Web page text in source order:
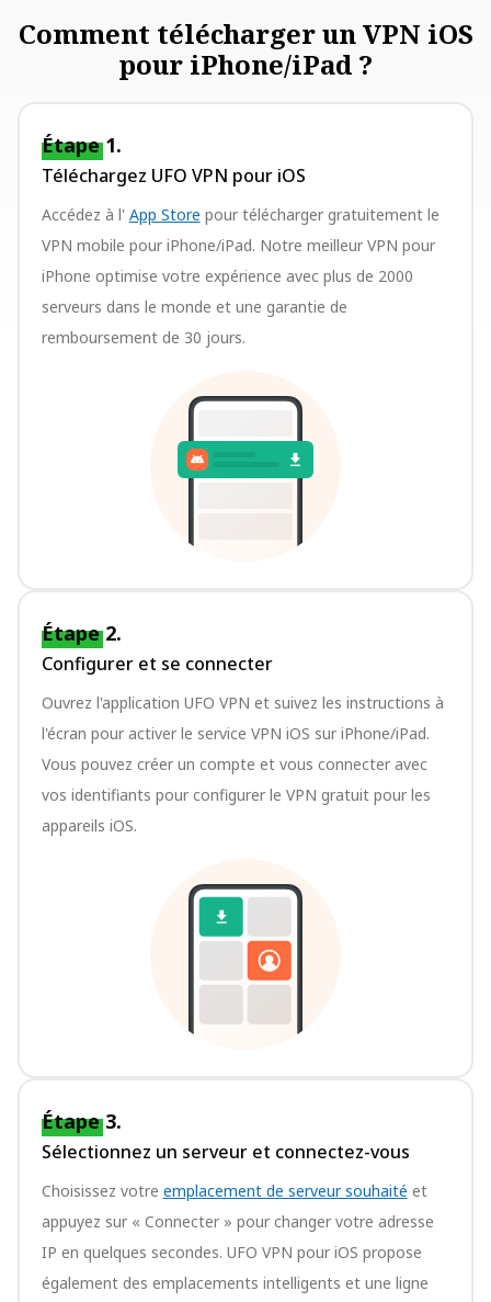
Comment télécharger un VPN iOS
pour iPhone/iPad ?
Étape 1.
Téléchargez UFO VPN pour iOS
Accédez à l' App Store pour télécharger gratuitement le
VPN mobile pour iPhone/iPad. Notre meilleur VPN pour
iPhone optimise votre expérience avec plus de 2000
serveurs dans le monde et une garantie de
remboursement de 30 jours.
Étape 2.
Configurer et se connecter
Ouvrez l'application UFO VPN et suivez les instructions à
l'écran pour activer le service VPN iOS sur iPhone/iPad.
Vous pouvez créer un compte et vous connecter avec
vos identifiants pour configurer le VPN gratuit pour les
appareils iOS.
Étape 3.
Sélectionnez un serveur et connectez-vous
Choisissez votre emplacement de serveur souhaité et
appuyez sur « Connecter » pour changer votre adresse
IP en quelques secondes. UFO VPN pour iOS propose
également des emplacements intelligents et une ligne